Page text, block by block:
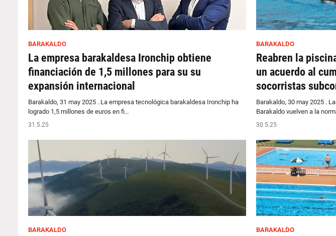
BARAKALDO
La empresa barakaldesa Ironchip obtiene
financiación de 1,5 millones para su su
expansión internacional
Barakaldo, 31 may 2025 . La empresa tecnológica barakaldesa Ironchip ha
logrado 1,5 millones de euros en fi…
31.5.25
BARAKALDO
Reabren la
un acuerdo al
socorristas
Barakaldo, 30 may 2025 .
Barakaldo vuelven a la
30.5.25
BARAKALDO BARAKALDO